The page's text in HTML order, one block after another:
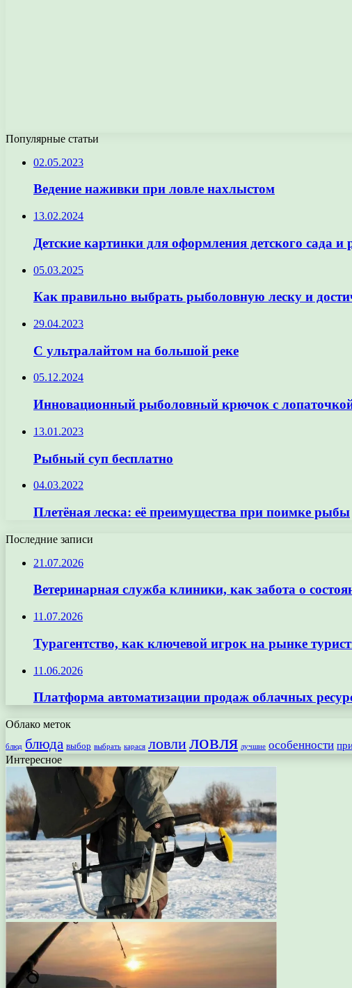
Популярные статьи
02.05.2023
Ведение наживки при ловле нахлыстом
13.02.2024
Детские картинки для оформления детского сада
05.03.2025
Как правильно выбрать рыболовную леску и
29.04.2023
С ультралайтом на большой реке
05.12.2024
Инновационный рыболовный крючок с
13.01.2023
Рыбный суп бесплатно
04.03.2022
Плетёная леска: её преимущества при поимке рыбы
Последние записи
21.07.2026
Ветеринарная служба клиники, как забота о
11.07.2026
Турагентство, как ключевой игрок на рынке
11.06.2026
Платформа автоматизации продаж облачных
Облако меток
блюд блюда выбор выбрать карася ловлиловля лучшие особенности
Интересное